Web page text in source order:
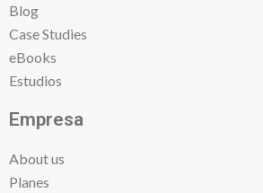
Blog
Case Studies
eBooks
Estudios
Empresa
About us
Planes